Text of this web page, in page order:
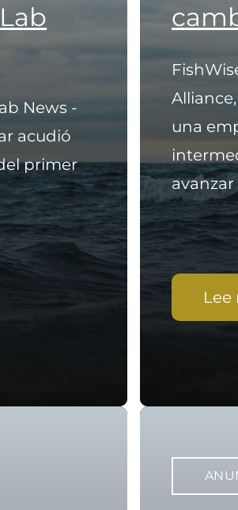
News -
acudió
primer
una
avanzar
Lee